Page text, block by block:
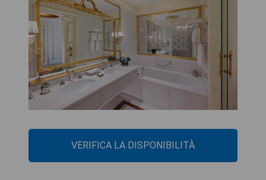
VERIFICA LA DISPONIBILITÀ